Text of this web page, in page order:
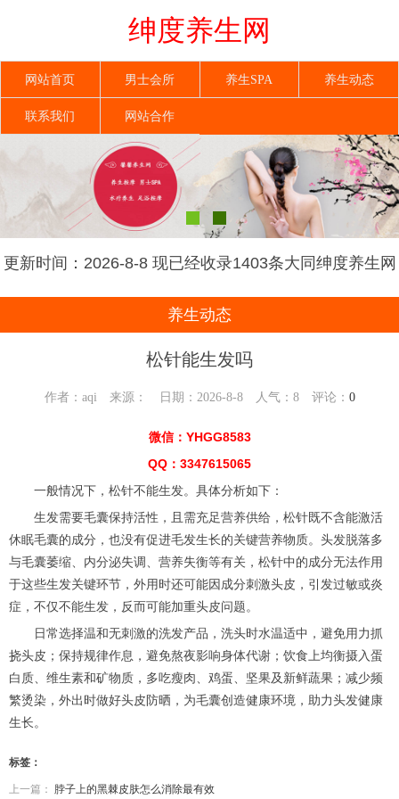
绅度养生网
网站首页 男士会所 养生SPA 养生动态
联系我们 网站合作
更新时间：2026-8-8 现已经收录1403条大同绅度养生网
信息
养生动态
松针能生发吗
作者：aqi 来源： 日期：2026-8-8 人气： 8评论： 0
微信：YHGG8583
QQ：3347615065
一般情况下，松针不能生发。具体分析如下：
生发需要毛囊保持活性，且需充足营养供给，松针既不含能激活
休眠毛囊的成分，也没有促进毛发生长的关键营养物质。头发脱落多
与毛囊萎缩、内分泌失调、营养失衡等有关，松针中的成分无法作用
于这些生发关键环节，外用时还可能因成分刺激头皮，引发过敏或炎
症，不仅不能生发，反而可能加重头皮问题。
日常选择温和无刺激的洗发产品，洗头时水温适中，避免用力抓
挠头皮；保持规律作息，避免熬夜影响身体代谢；饮食上均衡摄入蛋
白质、维生素和矿物质，多吃瘦肉、鸡蛋、坚果及新鲜蔬果；减少频
繁烫染，外出时做好头皮防晒，为毛囊创造健康环境，助力头发健康
生长。
标签：
上一篇： 脖子上的黑棘皮肤怎么消除最有效